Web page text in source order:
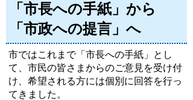
「市長への手紙」から
「市政への提言」へ
市ではこれまで「市長への手紙」とし
て、市民の皆さまからのご意見を受け付
け、希望される方には個別に回答を行っ
てきました。